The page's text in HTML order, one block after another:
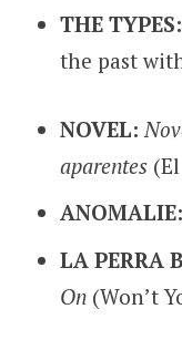
THE TYPES:
the past
NOVEL:
aparentes(El
ANOMALIE:
LA PERRA
On(Won’t